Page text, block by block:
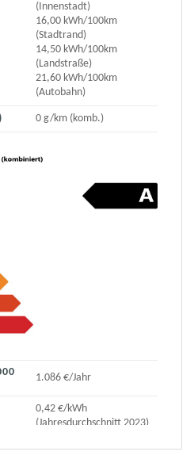
(Innenstadt)
16,00 kWh/100km
(Stadtrand)
14,50 kWh/100km
(Landstraße)
21,60 kWh/100km
(Autobahn)
0 g/km (komb.)
1.086 €/Jahr
0,42 €/kWh
(Jahresdurchschnitt 2023)
0 € (bei einem